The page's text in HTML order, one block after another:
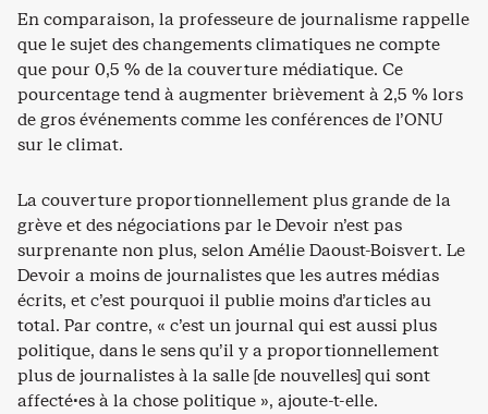
En comparaison, la professeure de journalisme rappelle
que le sujet des changements climatiques ne compte
que pour 0,5 % de la couverture médiatique. Ce
pourcentage tend à augmenter brièvement à 2,5 % lors
de gros événements comme les conférences de l’ONU
sur le climat.
La couverture proportionnellement plus grande de la
grève et des négociations par le Devoir n’est pas
surprenante non plus, selon Amélie Daoust-Boisvert. Le
Devoir a moins de journalistes que les autres médias
écrits, et c’est pourquoi il publie moins d’articles au
total. Par contre, « c’est un journal qui est aussi plus
politique, dans le sens qu’il y a proportionnellement
plus de journalistes à la salle [de nouvelles] qui sont
affecté·es à la chose politique », ajoute-t-elle.